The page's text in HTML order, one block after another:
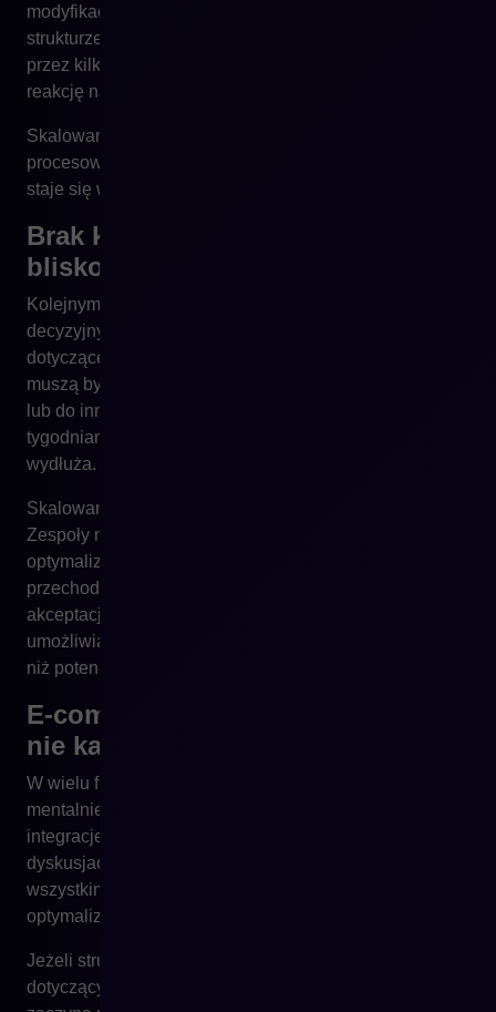
modyfikację cen, treści, integracji i obsługi klienta. W
strukturze silosowej każda taka zmiana przechodzi
przez kilka zespołów, co dramatycznie spowalnia
reakcję na rynek.
Skalowanie e-commerce wymaga myślenia
procesowego, a nie działowego. Bez tego organizacja
staje się wąskim gardłem dla własnego wzrostu.
Brak kompetencji decyzyjnych
blisko biznesu
Kolejnym częstym ograniczeniem jest brak kompetencji
decyzyjnych w zespołach operacyjnych. Decyzje
dotyczące oferty, cen, promocji czy zmian na stronie
muszą być eskalowane na wyższy poziom zarządczy
lub do innych działów. W efekcie proste zmiany trwają
tygodniami, a czas reakcji na rynek znacząco się
wydłuża.
Skalowanie sprzedaży online wymaga autonomii.
Zespoły muszą mieć możliwość testowania, iterowania i
optymalizowania działań bez każdorazowego
przechodzenia przez wielopoziomowy proces
akceptacji. Jeżeli struktura organizacyjna tego nie
umożliwia, wzrost sprzedaży będzie zawsze wolniejszy
niż potencjał rynku.
E-commerce jako „projekt IT”, a
nie kanał sprzedaży
W wielu firmach sprzedaż online wciąż funkcjonuje
mentalnie jako projekt technologiczny. Platforma,
integracje, development – to obszary, które dominują w
dyskusjach. Tymczasem e-commerce jest przede
wszystkim kanałem sprzedaży, który wymaga ciągłej
optymalizacji oferty, UX, komunikacji i procesów.
Jeżeli struktura zespołu sprawia, że większość decyzji
dotyczących e-commerce trafia do IT, sprzedaż online